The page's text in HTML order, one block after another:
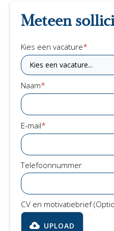
Meteen
Kies een vacature*
Naam*
E-mail*
Telefoonnummer
CV en motivatiebrief
UPLOAD